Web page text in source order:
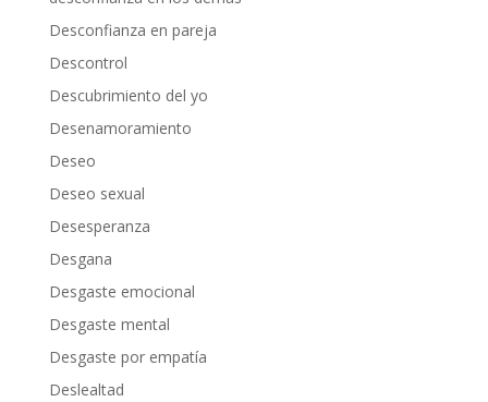
Desconfianza en pareja
Descontrol
Descubrimiento del yo
Desenamoramiento
Deseo
Deseo sexual
Desesperanza
Desgana
Desgaste emocional
Desgaste mental
Desgaste por empatía
Deslealtad